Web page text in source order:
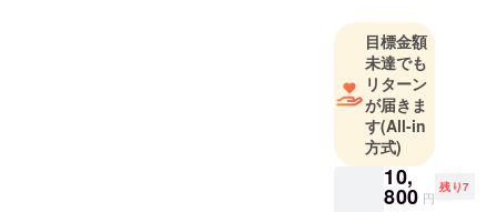
質問・ご要
望は下記
URLの公式
LINEから直
接ご連絡い
ただけま
目標金額
未達でも
リターン
が届きま
す(All-in
方式)
10,
800 円
残り7